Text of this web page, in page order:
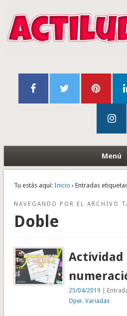
Menú
Tu estás aquí: Inicio › Entradas
NAVEGANDO POR EL ARCHIVO
Doble
Actividad
25/04/2019 |
Oper. Variadas